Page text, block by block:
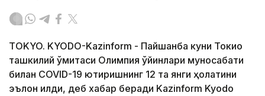
TOKYO. KYODO-Kazinform - Пайшанба куни Токио
ташкилий қўмитаси Олимпия ўйинлари муносабати
билан COVID-19 юқтиришнинг 12 та янги ҳолатини
эълон қилди, деб хабар беради Kazinform Kyodo